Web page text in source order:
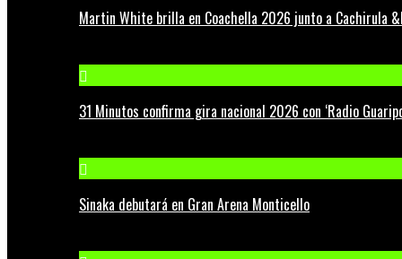
Martin White brilla en Coachella 2026 junto a Cachirula
31 Minutos confirma gira nacional 2026 con ‘Radio
Sinaka debutará en Gran Arena Monticello